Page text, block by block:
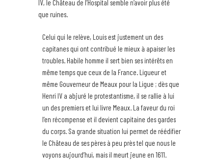
IV, le Château de l’Hospital semble n’avoir plus été
que ruines.
Celui qui le relève, Louis est justement un des
capitanes qui ont contribué le mieux à apaiser les
troubles. Habile homme il sert bien ses intérêts en
même temps que ceux de la France. Ligueur et
même Gouverneur de Meaux pour la Ligue ; dès que
Henri IV a abjuré le protestantisme, il se rallie à lui
un des premiers et lui livre Meaux. La faveur du roi
l’en récompense et il devient capitaine des gardes
du corps. Sa grande situation lui permet de réédifier
le Château de ses pères à peu près tel que nous le
voyons aujourd’hui, mais il meurt jeune en 1611.